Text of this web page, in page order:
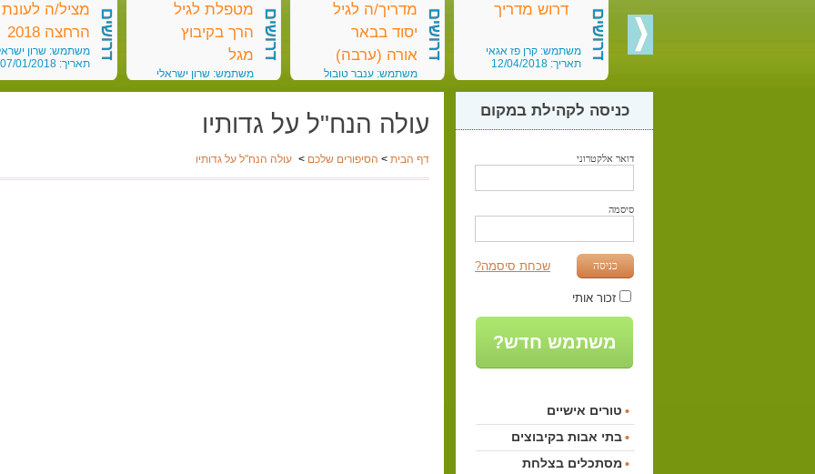
דרוש מדריך
משתמש: קרן פז אגאי
תאריך: 12/04/2018
דרושים
מדריך/ה לגיל
יסוד בבאר
אורה (ערבה)
משתמש: ענבר טובול
דרושים
מטפלת לגיל
הרך בקיבוץ
מגל
משתמש: שרון ישראלי
דרושים
מציל/ה לעונת
הרחצה 2018
משתמש: שרון
תאריך: 07/01/2018
דרושים
כניסה לקהילת במקום
דואר אלקטרוני
סיסמה
כניסה שכחת סיסמה?
זכור אותי
משתמש חדש?
טורים אישיים
בתי אבות בקיבוצים
מסתכלים בצלחת
עולה הנח"ל על גדותיו
דף הבית > הסיפורים שלכם > עולה הנח"ל על גדותיו